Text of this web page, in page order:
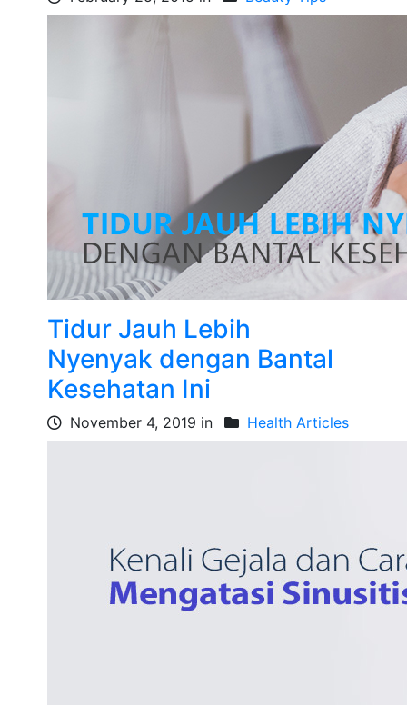
Tidur Jauh Lebih
Nyenyak dengan Bantal
Kesehatan Ini
November 4, 2019 in Health Articles